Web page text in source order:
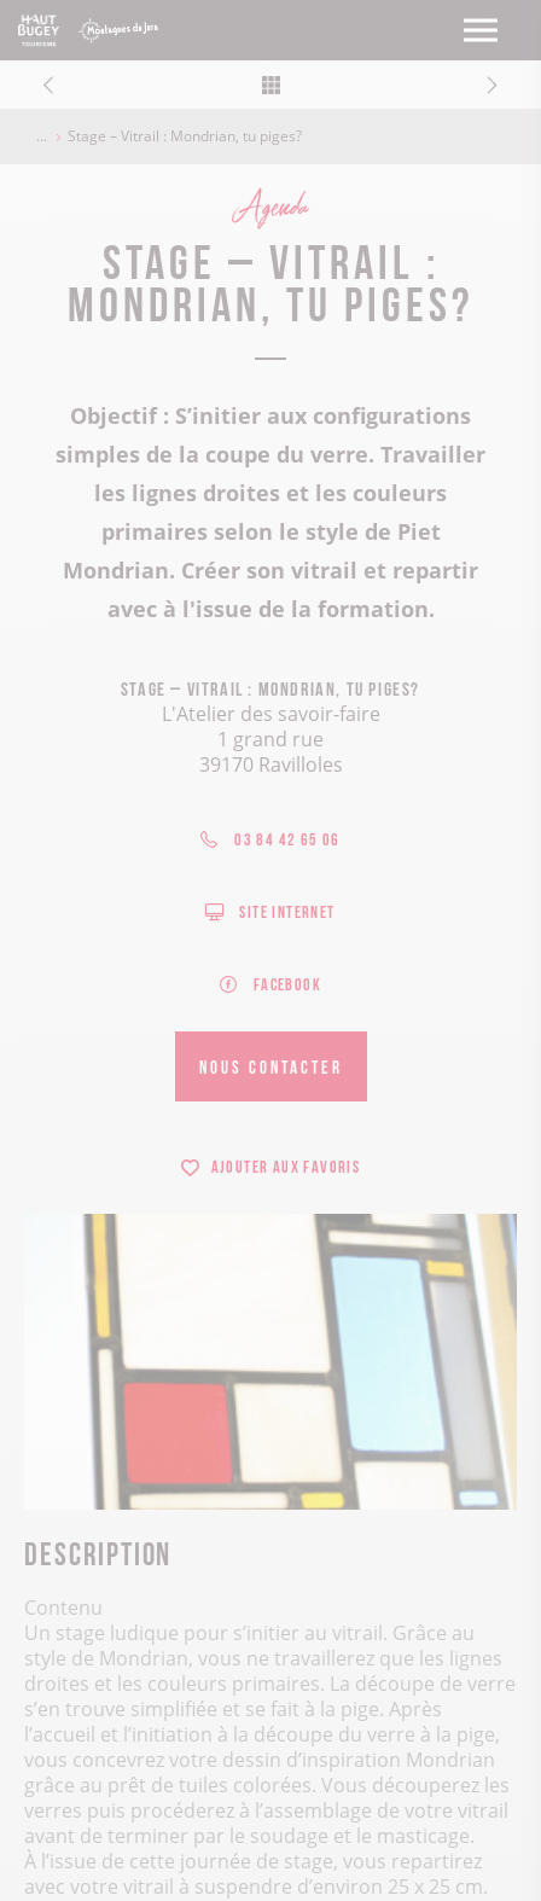
Stage – Vitrail : Mondrian, tu piges?
Agenda
Stage – Vitrail :
Mondrian, tu piges?
Objectif : S’initier aux configurations
simples de la coupe du verre. Travailler
les lignes droites et les couleurs
primaires selon le style de Piet
Mondrian. Créer son vitrail et repartir
avec à l'issue de la formation.
Stage – Vitrail : Mondrian, tu piges?
L'Atelier des savoir-faire
1 grand rue
39170 Ravilloles
03 84 42 65 06
Site internet
Facebook
NOUS CONTACTER
Ajouter aux favoris
Description
Contenu
Un stage ludique pour s’initier au vitrail. Grâce au
style de Mondrian, vous ne travaillerez que les lignes
droites et les couleurs primaires. La découpe de verre
s’en trouve simplifiée et se fait à la pige. Après
l’accueil et l’initiation à la découpe du verre à la pige,
vous concevrez votre dessin d’inspiration Mondrian
grâce au prêt de tuiles colorées. Vous découperez les
verres puis procéderez à l’assemblage de votre vitrail
avant de terminer par le soudage et le masticage.
À l’issue de cette journée de stage, vous repartirez
avec votre vitrail à suspendre d’environ 25 x 25 cm.